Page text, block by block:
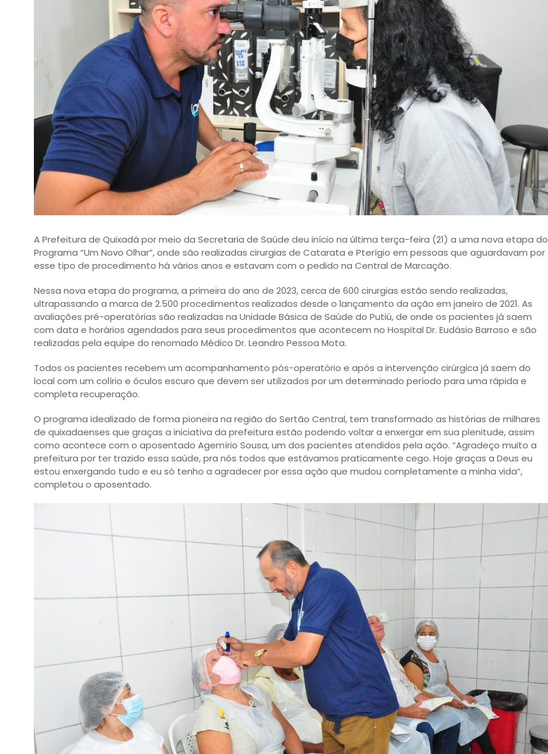
A Prefeitura de Quixadá por meio da Secretaria de Saúde deu início na última terça-feira (21) a uma nova etapa do
Programa “Um Novo Olhar”, onde são realizadas cirurgias de Catarata e Pterígio em pessoas que aguardavam por
esse tipo de procedimento há vários anos e estavam com o pedido na Central de Marcação.
Nessa nova etapa do programa, a primeira do ano de 2023, cerca de 600 cirurgias estão sendo realizadas,
ultrapassando a marca de 2.500 procedimentos realizados desde o lançamento da ação em janeiro de 2021. As
avaliações pré-operatórias são realizadas na Unidade Básica de Saúde do Putiú, de onde os pacientes já saem
com data e horários agendados para seus procedimentos que acontecem no Hospital Dr. Eudásio Barroso e são
realizadas pela equipe do renomado Médico Dr. Leandro Pessoa Mota.
Todos os pacientes recebem um acompanhamento pós-operatório e após a intervenção cirúrgica já saem do
local com um colírio e óculos escuro que devem ser utilizados por um determinado período para uma rápida e
completa recuperação.
O programa idealizado de forma pioneira na região do Sertão Central, tem transformado as histórias de milhares
de quixadaenses que graças a iniciativa da prefeitura estão podendo voltar a enxergar em sua plenitude, assim
como acontece com o aposentado Agemírio Sousa, um dos pacientes atendidos pela ação. “Agradeço muito a
prefeitura por ter trazido essa saúde, pra nós todos que estávamos praticamente cego. Hoje graças a Deus eu
estou enxergando tudo e eu só tenho a agradecer por essa ação que mudou completamente a minha vida”,
completou o aposentado.